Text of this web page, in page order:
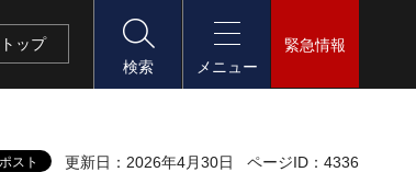
トップ
検索
メニュー
緊急情報
更新日：2026年4月30日 ページID：4336